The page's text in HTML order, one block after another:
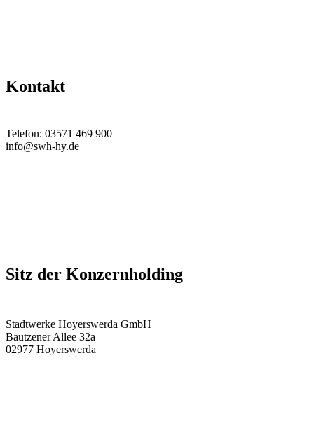
Kontakt
Telefon: 03571 469 900
info@swh-hy.de
Sitz der Konzernholding
Stadtwerke Hoyerswerda GmbH
Bautzener Allee 32a
02977 Hoyerswerda